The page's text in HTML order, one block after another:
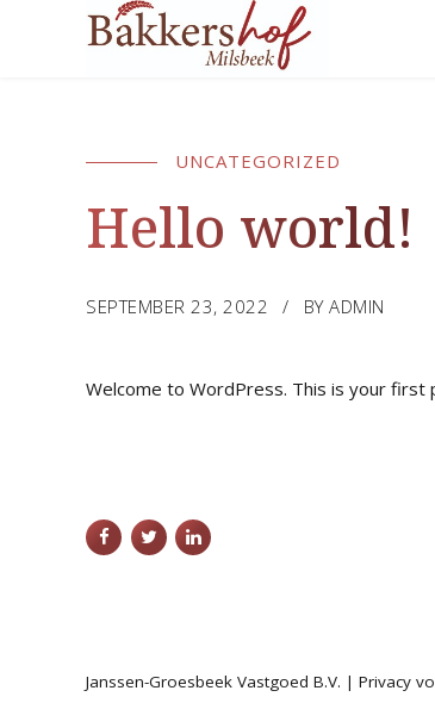
UNCATEGORIZED
Hello world!
SEPTEMBER 23, 2022 BY ADMIN
Welcome to WordPress. This is your
Janssen-Groesbeek Vastgoed B.V. | Privacy